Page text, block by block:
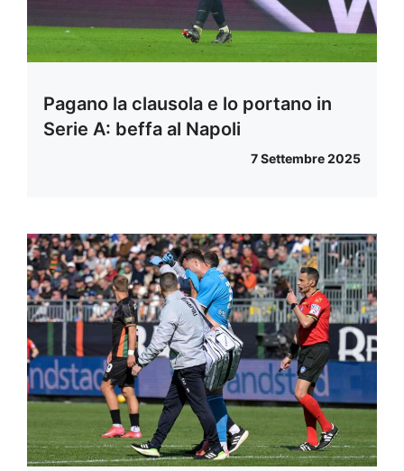
Pagano la clausola e lo portano in
Serie A: beffa al Napoli
7 Settembre 2025